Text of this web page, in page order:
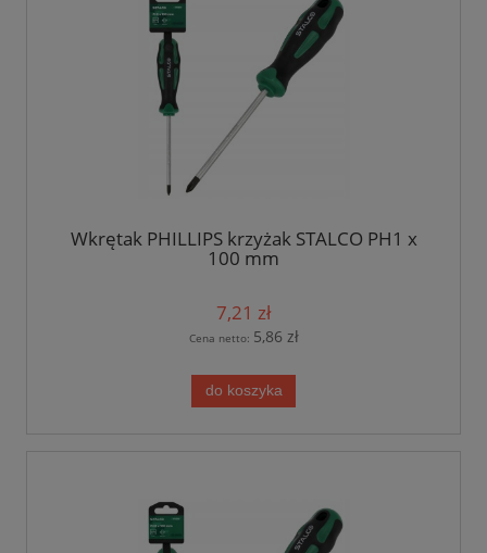
Wkrętak PHILLIPS krzyżak STALCO PH1 x
100 mm
7,21 zł
Cena netto: 5,86 zł
do koszyka